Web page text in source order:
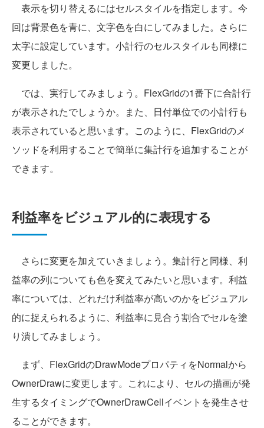
表示を切り替えるにはセルスタイルを指定します。今
回は背景色を青に、文字色を白にしてみました。さらに
太字に設定しています。小計行のセルスタイルも同様に
変更しました。
では、実行してみましょう。FlexGridの1番下に合計行
が表示されたでしょうか。また、日付単位での小計行も
表示されていると思います。このように、FlexGridのメ
ソッドを利用することで簡単に集計行を追加することが
できます。
利益率をビジュアル的に表現する
さらに変更を加えていきましょう。集計行と同様、利
益率の列についても色を変えてみたいと思います。利益
率については、どれだけ利益率が高いのかをビジュアル
的に捉えられるように、利益率に見合う割合でセルを塗
り潰してみましょう。
まず、FlexGridのDrawModeプロパティをNormalから
OwnerDrawに変更します。これにより、セルの描画が発
生するタイミングでOwnerDrawCellイベントを発生させ
ることができます。